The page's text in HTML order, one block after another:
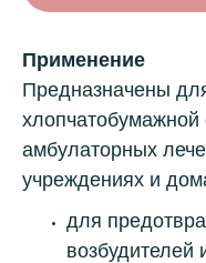
Применение
Предназначены
амбулаторных
учреждениях и
для
возбудителей